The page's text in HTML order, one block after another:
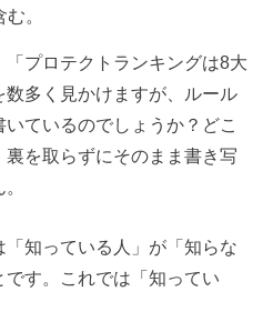
。
プロテクトランキングは8大
多く見かけますが、ルール
ているのでしょうか？どこ
を取らずにそのまま書き写
知っている人」が「知らな
す。これでは「知ってい